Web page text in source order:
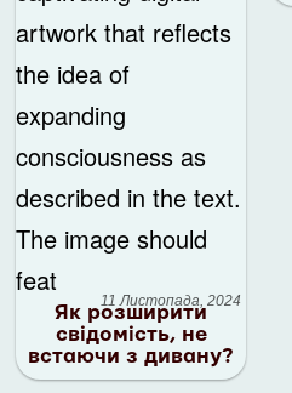
11 Листопада, 2024
Як розширити
свідомість, не
встаючи з дивану?